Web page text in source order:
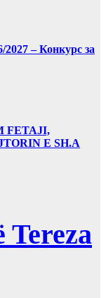
– Конкурс за
FETAJI,
E SH.A
Tereza